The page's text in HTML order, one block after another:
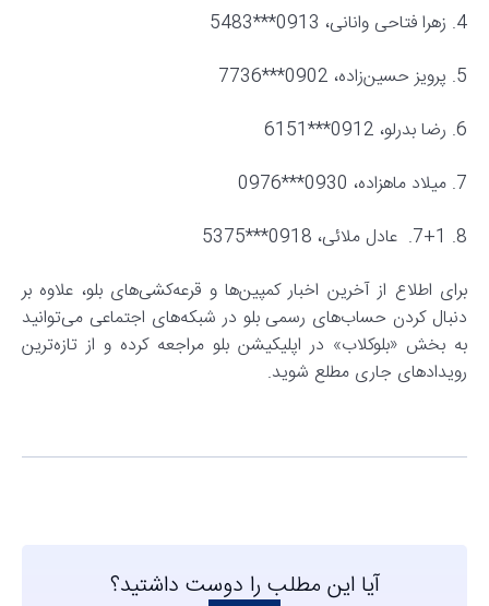
4. زهرا فتاحی وانانی، 0913***5483
5. پرویز حسین‌زاده، 0902***7736
6. رضا بدرلو، 0912***6151
7. میلاد ماهزاده، 0930***0976
8. 7+1. عادل ملائی، 0918***5375
برای اطلاع از آخرین اخبار کمپین‌ها و قرعه‌کشی‌های بلو، علاوه بر
دنبال کردن حساب‌های رسمی بلو در شبکه‌های اجتماعی می‌توانید
به بخش «بلوکلاب» در اپلیکیشن بلو مراجعه کرده و از تازه‌ترین
رویدادهای جاری مطلع شوید.
آیا این مطلب را دوست داشتید؟